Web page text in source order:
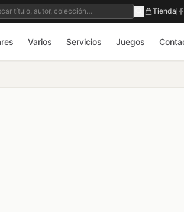
Tienda
Varios Servicios Juegos